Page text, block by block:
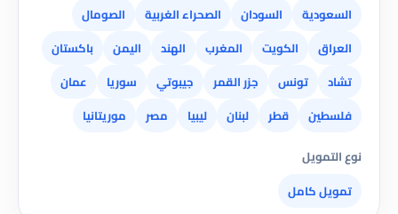
السعودية
السودان الصحراء الغربية
الصومال
العراق
الكويت المغرب الهند اليمن
باكستان
تشاد
تونس جزر القمر جيبوتي سوريا
عمان
فلسطين
قطر لبنان ليبيا مصر
موريتانيا
نوع التمويل
تمويل كامل